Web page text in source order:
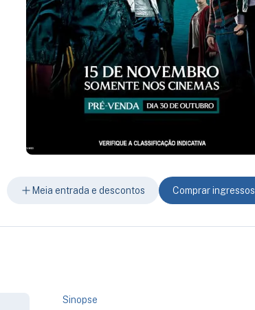
Meia entrada e descontos Comprar ingressos
Sinopse